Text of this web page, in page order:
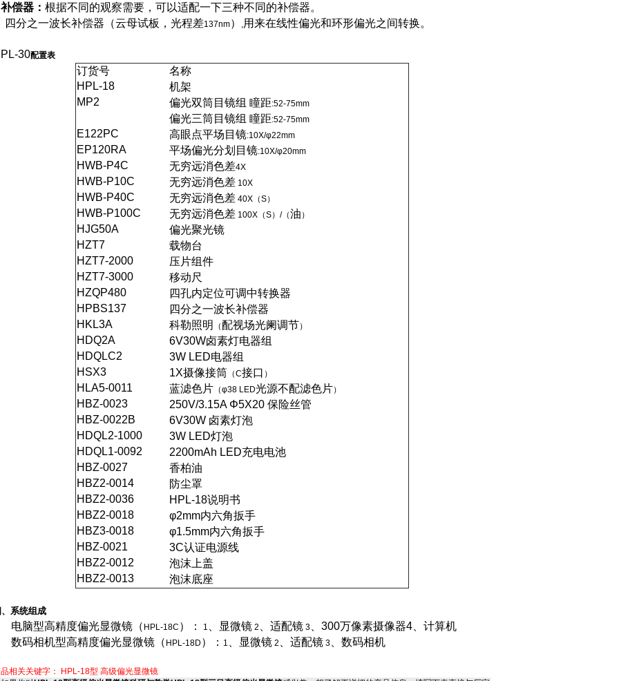
补偿器： 根据不同的观察需要，可以适配一下三种不同的补偿器。
四分之一波长补偿器（云母试板，光程差137nm） ,用来在线性偏光和环形偏光之间转换。
30配置表
订货号
名称
HPL-18
机架
MP2
偏光双筒目镜组 瞳距:52-75mm
偏光三筒目镜组 瞳距:52-75mm
E122PC 高眼点平场目镜:10X/φ22mm
EP120RA 平场偏光分划目镜:10X/φ20mm
HWB-P4C 无穷远消色差4X
HWB-P10C 无穷远消色差10X
HWB-P40C 无穷远消色差40X（S）
HWB-P100C 无穷远消色差100X（S）/（油 ）
HJG50A
偏光聚光镜
HZT7
载物台
HZT7-2000
压片组件
HZT7-3000
移动尺
HZQP480
四孔内定位可调中转换器
HPBS137
四分之一波长补偿器
HKL3A
科勒照明 （配视场光阑调节）
HDQ2A 6V30W卤素灯电器组
HDQLC2
3W LED电器组
HSX3
1X摄像接筒 （C接口 ）
HLA5-0011 蓝滤色片（φ38 LED光源不配滤色片）
HBZ-0023 250V/3.15A Φ5X20 保险丝管
HBZ-0022B
6V30W 卤素灯泡
HDQL2-1000
3W LED灯泡
HDQL1-0092
2200mAh LED充电电池
HBZ-0027
香柏油
HBZ2-0014
防尘罩
HBZ2-0036
HPL-18说明书
HBZ2-0018
φ2mm内六角扳手
HBZ3-0018
φ1.5mm内六角扳手
HBZ-0021
3C认证电源线
HBZ2-0012
泡沫上盖
HBZ2-0013
泡沫底座
、系统组成
电脑型高精度偏光显微镜（ HPL-18C ）： 1 、显微镜 2 、适配镜 3 、300万像素摄像器4 、计算机
数码相机型高精度偏光显微镜（ HPL-18D ）： 1 、显微镜 2 、适配镜 3 、数码相机
相关关键字：
HPL-18型 高级偏光显微镜